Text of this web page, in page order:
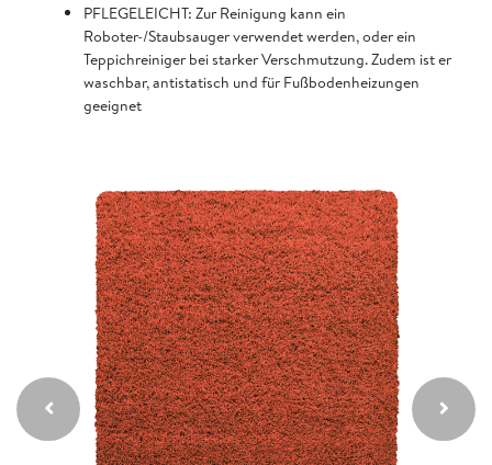
PFLEGELEICHT: Zur Reinigung kann ein
Roboter-/Staubsauger verwendet werden, oder ein
Teppichreiniger bei starker Verschmutzung. Zudem ist er
waschbar, antistatisch und für Fußbodenheizungen
geeignet